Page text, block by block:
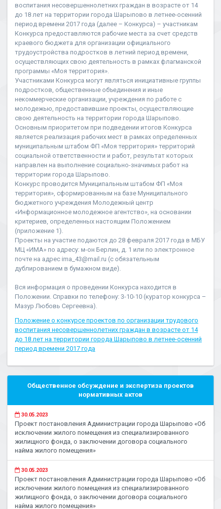
воспитания несовершеннолетних граждан в возрасте от 14
до 18 лет на территории города Шарыпово в летнее-осенний
период времени 2017 года (далее – Конкурса) – участникам
Конкурса предоставляются рабочие места за счет средств
краевого бюджета для организации официального
трудоустройства подростков в летний период времени,
осуществляющих свою деятельность в рамках флагманской
программы «Моя территория».
Участниками Конкурса могут являться инициативные группы
подростков, общественные объединения и иные
некоммерческие организации, учреждения по работе с
молодежью, предоставившие проекты, осуществляющие
свою деятельность на территории города Шарыпово.
Основным приоритетом при подведении итогов Конкурса
является реализация рабочих мест в рамках определенных
муниципальным штабом ФП «Моя территория» территорий
социальной ответственности и работ, результат которых
направлен на выполнение социально-значимых работ на
территории города Шарыпово.
Конкурс проводится Муниципальным штабом ФП «Моя
территория», сформированным на базе Муниципального
бюджетного учреждения Молодежный центр
«Информационное молодежное агентство», на основании
критериев, определенных настоящим Положением
(приложение 1).
Проекты на участие подаются до 28 февраля 2017 года в МБУ
МЦ «ИМА» по адресу: м-он Берлин, д. 1 или по электронное
почте на адрес ima_43@mail.ru (с обязательным
дублированием в бумажном виде).
Вся информация о проведении Конкурса находится в
Положении. Справки по телефону: 3-10-10 (куратор конкурса –
Мазур Любовь Сергеевна).
Положение о конкурсе проектов по организации трудового
воспитания несовершеннолетних граждан в возрасте от 14
до 18 лет на территории города Шарыпово в летнее-осенний
период времени 2017 года
Общественное обсуждение и экспертиза проектов
нормативных актов
30.05.2023
Проект постановления Администрации города Шарыпово «Об
исключении жилого помещения из специализированного
жилищного фонда, о заключении договора социального
найма жилого помещения»
30.05.2023
Проект постановления Администрации города Шарыпово «Об
исключении жилого помещения из специализированного
жилищного фонда, о заключении договора социального
найма жилого помещения»